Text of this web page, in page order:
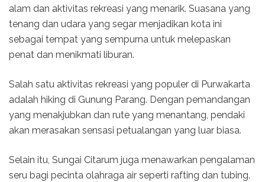
alam dan aktivitas rekreasi yang menarik. Suasana yang
tenang dan udara yang segar menjadikan kota ini
sebagai tempat yang sempurna untuk melepaskan
penat dan menikmati liburan.
Salah satu aktivitas rekreasi yang populer di Purwakarta
adalah hiking di Gunung Parang. Dengan pemandangan
yang menakjubkan dan rute yang menantang, pendaki
akan merasakan sensasi petualangan yang luar biasa.
Selain itu, Sungai Citarum juga menawarkan pengalaman
seru bagi pecinta olahraga air seperti rafting dan tubing.